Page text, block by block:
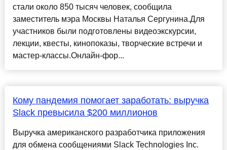
стали около 850 тысяч человек, сообщила
заместитель мэра Москвы Наталья Сергунина.Для
участников были подготовлены видеоэкскурсии,
лекции, квесты, кинопоказы, творческие встречи и
мастер-классы.Онлайн-фор...
Кому пандемия помогает заработать: выручка
Slack превысила $200 миллионов
Выручка американского разработчика приложения
для обмена сообщениями Slack Technologies Inc.